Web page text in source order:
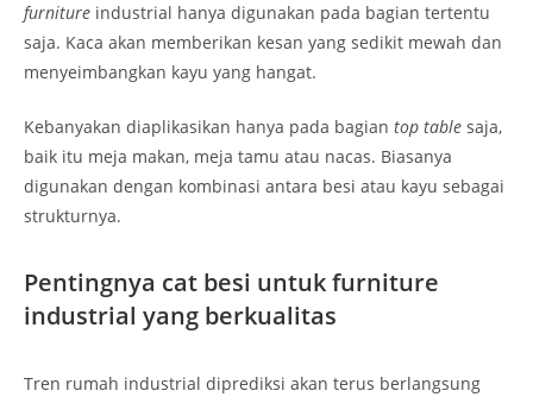
furniture industrial hanya digunakan pada bagian tertentu
saja. Kaca akan memberikan kesan yang sedikit mewah dan
menyeimbangkan kayu yang hangat.
Kebanyakan diaplikasikan hanya pada bagian top table saja,
baik itu meja makan, meja tamu atau nacas. Biasanya
digunakan dengan kombinasi antara besi atau kayu sebagai
strukturnya.
Pentingnya cat besi untuk furniture
industrial yang berkualitas
Tren rumah industrial diprediksi akan terus berlangsung